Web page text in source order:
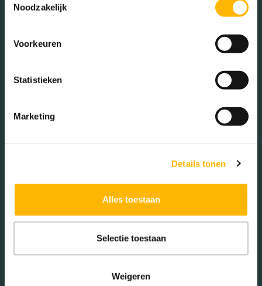
Noodzakelijk
Voorkeuren
Statistieken
Marketing
Details tonen
Alles toestaan
Selectie toestaan
Weigeren
Zonder kinderen (24.05%)
Aantal inwoners:
9245